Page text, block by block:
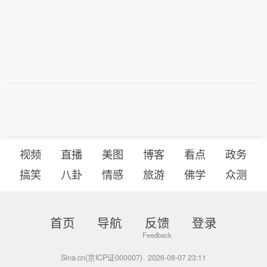
视频 直播 美图 博客 看点
政务
搞笑
八卦 情感 旅游 佛学 众测
首页 导航 反馈 登录
Sina.cn(京ICP证000007) 2026-08-07 23:11